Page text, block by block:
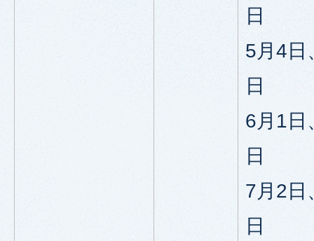
日
5月4日
日
6月1日
日
7月2日
日